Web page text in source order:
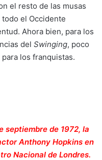
el resto de las musas
el Occidente
Ahora bien, para los
del Swinging, poco
los franquistas.
septiembre de 1972, la
Anthony Hopkins en
Nacional de Londres.